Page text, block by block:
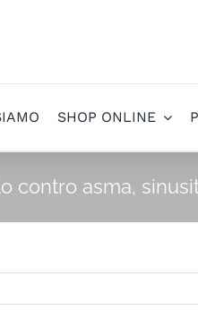
SHOP ONLINE
contro asma,